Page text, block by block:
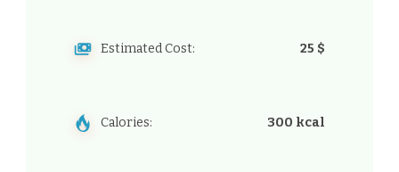
Estimated Cost: 25 $
Calories: 300 kcal